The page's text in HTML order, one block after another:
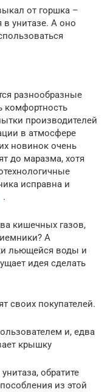
от горшка –
в унитазе. А оно
разнообразные
комфортность
производителей
в атмосфере
новинок очень
до маразма, хотя
исправна и
.
кишечных газов,
А
льющейся воды и
идея сделать
своих покупателей.
и, едва
крышку
обратите
из этой